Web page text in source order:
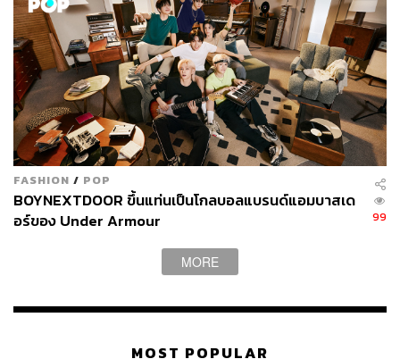
FASHION / POP
BOYNEXTDOOR ขึ้นแท่นเป็นโกลบอลแบรนด์แอมบาสเด
อร์ของ Under Armour
99
MORE
MOST POPULAR